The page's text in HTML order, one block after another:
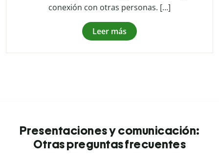
conexión con otras personas. […]
Leer más
Presentaciones y comunicación:
Otras preguntas frecuentes